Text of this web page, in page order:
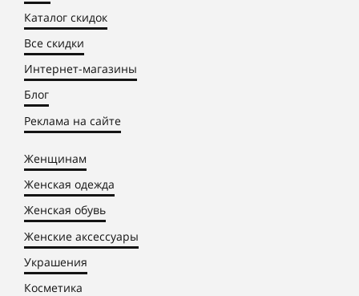
Каталог скидок
Все скидки
Интернет-магазины
Блог
Реклама на сайте
Женщинам
Женская одежда
Женская обувь
Женские аксессуары
Украшения
Косметика